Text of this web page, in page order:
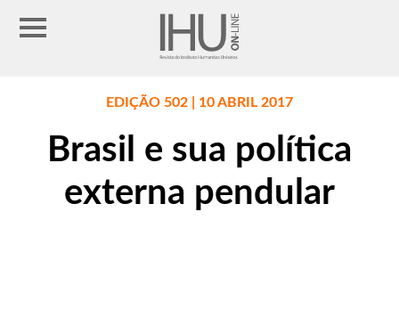
EDIÇÃO 502 | 10 ABRIL 2017
Brasil e sua política
externa pendular